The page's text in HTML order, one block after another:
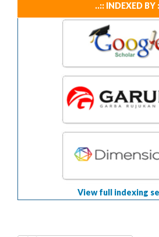
..:: INDEXED BY
View full indexing